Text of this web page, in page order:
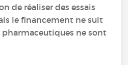
de réaliser des essais
le financement ne suit
pharmaceutiques ne sont